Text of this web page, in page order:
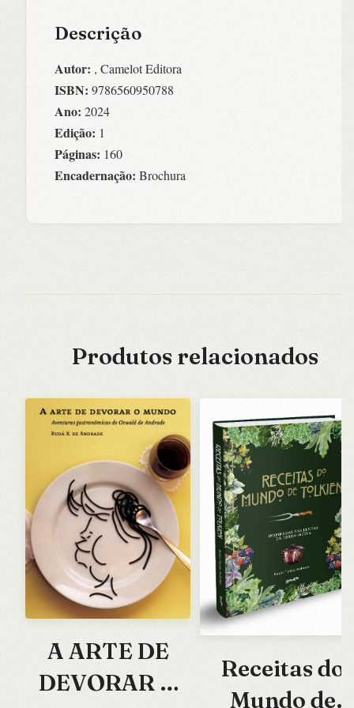
Descrição
Autor: , Camelot Editora
ISBN: 9786560950788
Ano: 2024
Edição: 1
Páginas: 160
Encadernação: Brochura
Produtos relacionados
A ARTE DE
DEVORAR O
Receitas do
Mundo de